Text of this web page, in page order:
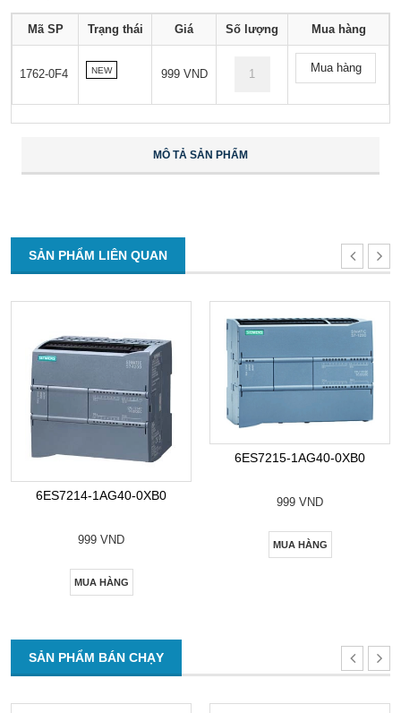
Mã SP Trạng thái Giá Số lượng Mua hàng
1762-0F4 NEW 999 VND Mua hàng
MÔ TẢ SẢN PHẨM
SẢN PHẨM LIÊN QUAN
6ES7214-1AG40-0XB0
999 VND
MUA HÀNG
6ES7215-1AG40-0XB0
999 VND
MUA HÀNG
SẢN PHẨM BÁN CHẠY